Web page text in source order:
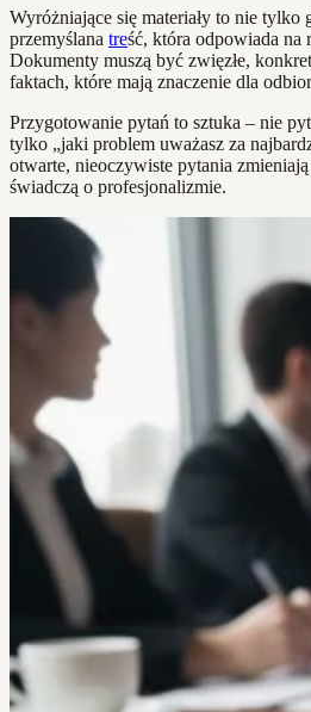
Wyróżniające się materiały to nie tylko
przemyślana treść, która odpowiada na
Dokumenty muszą być zwięzłe,
faktach, które mają znaczenie dla
Przygotowanie pytań to sztuka – nie
tylko „jaki problem uważasz za
otwarte, nieoczywiste pytania
świadczą o profesjonalizmie.